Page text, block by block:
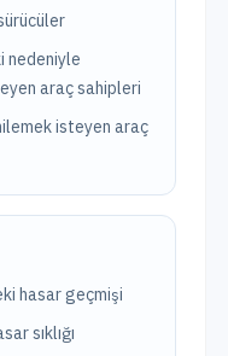
nedeniyle
araç sahipleri
isteyen araç
hasar geçmişi
sıklığı